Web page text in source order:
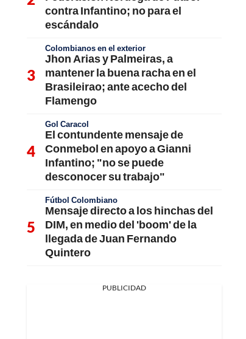
contra Infantino; no para el
escándalo
Colombianos en el exterior
Jhon Arias y Palmeiras, a
mantener la buena racha en el
Brasileirao; ante acecho del
Flamengo
Gol Caracol
El contundente mensaje de
Conmebol en apoyo a Gianni
Infantino; "no se puede
desconocer su trabajo"
Fútbol Colombiano
Mensaje directo a los hinchas del
DIM, en medio del 'boom' de la
llegada de Juan Fernando
Quintero
PUBLICIDAD